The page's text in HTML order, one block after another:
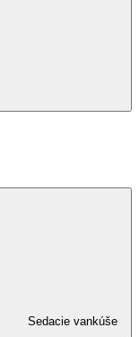
Sedacie vankúše